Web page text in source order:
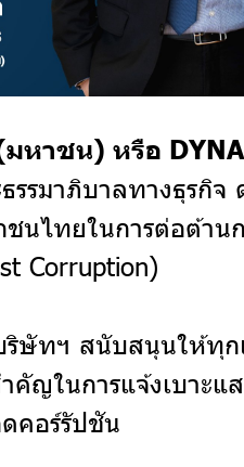
าชน) หรือ
รมาภิบาลทางธุรกิจ
นไทยในการต่อต้าน
Corruption)
ริษัทฯ สนับสนุนให้ทุ
ญในการแจ้งเบาะแ
คอร์รัปชัน